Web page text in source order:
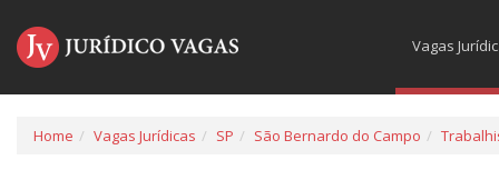
Vagas
Home Vagas Jurídicas SP São Bernardo do Campo